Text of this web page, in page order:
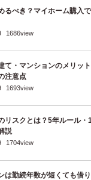
るべき？マイホーム購入
1686view
て・マンションのメリッ
注意点
1693view
リスクとは？5年ルール
説
1704view
は勤続年数が短くても借